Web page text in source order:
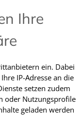
PAUL GMBH
Ihre
ein. Dabei
IP-Adresse an die
setzen zudem
oder Nutzungsprofile
geladen werden